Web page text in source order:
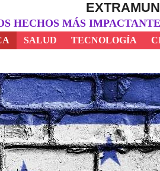
HECHOS MÁS
SALUD TECNOLOGÍA